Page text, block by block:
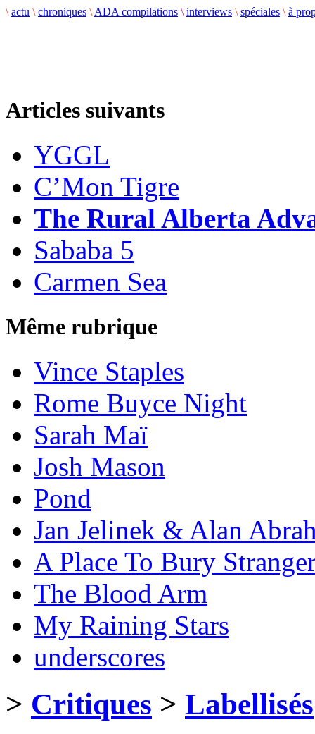
\ actu \ chroniques \ ADA compilations \ interviews \ spéciales \ à
Articles suivants
YGGL
C’Mon Tigre
The Rural Alberta
Sababa 5
Carmen Sea
Même rubrique
Vince Staples
Rome Buyce Night
Sarah Maï
Josh Mason
Pond
Jan Jelinek & Alan
A Place To Bury
The Blood Arm
My Raining Stars
underscores
> Critiques > Labellisés